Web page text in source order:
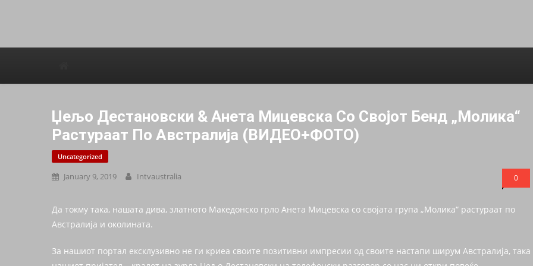
Џељо Дестановски & Анета Мицевска Со Својот Бенд „Молика“
Растураат По Австралија (ВИДЕО+ФОТО)
Uncategorized
January 9, 2019 Intvaustralia 0
Да токму така, нашата дива, златното Македонско грло Анета Мицевска со својата група „Молика“ растураат по
Австралија и околината.
За нашиот портал ексклузивно не ги криеа своите позитивни импресии од своите настапи ширум Австралија, така